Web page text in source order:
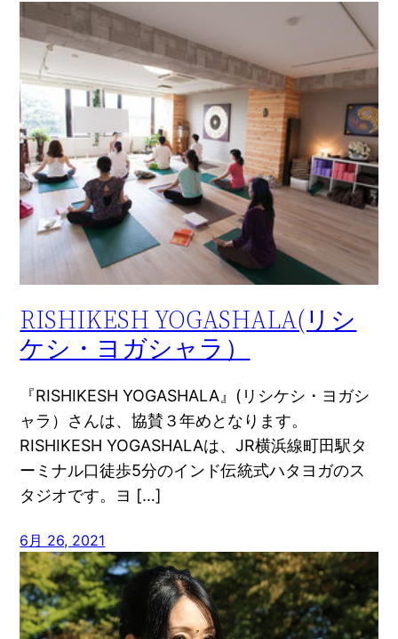
RISHIKESH YOGASHALA(リシ
ケシ・ヨガシャラ）
『RISHIKESH YOGASHALA』(リシケシ・ヨガシ
ャラ）さんは、協賛３年めとなります。
RISHIKESH YOGASHALAは、JR横浜線町田駅タ
ーミナル口徒歩5分のインド伝統式ハタヨガのス
タジオです。ヨ […]
6月 26, 2021